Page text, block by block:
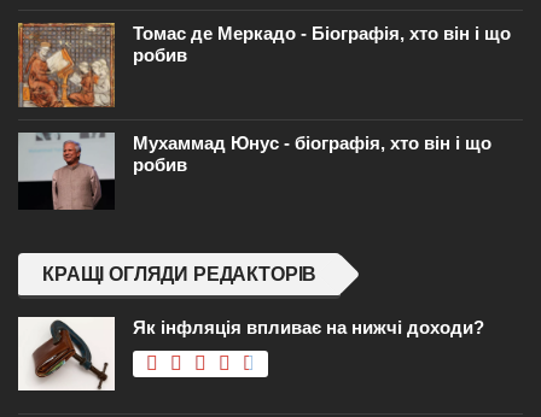
Томас де Меркадо - Біографія, хто він і що
робив
Мухаммад Юнус - біографія, хто він і що
робив
КРАЩІ ОГЛЯДИ РЕДАКТОРІВ
Як інфляція впливає на нижчі доходи?